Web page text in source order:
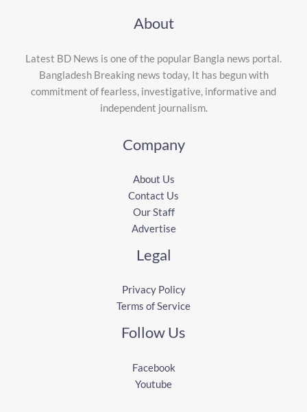
About
Latest BD News is one of the popular Bangla news portal.
Bangladesh Breaking news today, It has begun with
commitment of fearless, investigative, informative and
independent journalism.
Company
About Us
Contact Us
Our Staff
Advertise
Legal
Privacy Policy
Terms of Service
Follow Us
Facebook
Youtube